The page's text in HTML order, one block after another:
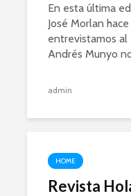
En esta última
José Morlan
entrevistamos al
Andrés Munyo
admin
HOME
Revista